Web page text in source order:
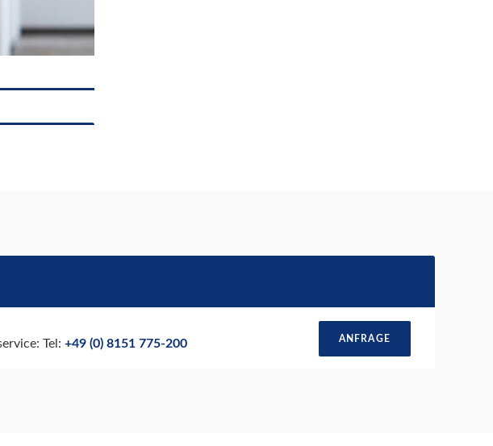
Tel: +49 (0) 8151 775-200 ANFRAGE